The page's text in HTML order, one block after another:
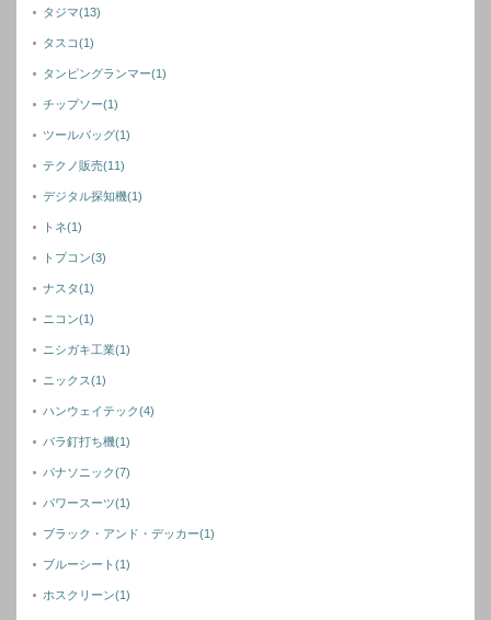
タジマ(13)
タスコ(1)
タンピングランマー(1)
チップソー(1)
ツールバッグ(1)
テクノ販売(11)
デジタル探知機(1)
トネ(1)
トプコン(3)
ナスタ(1)
ニコン(1)
ニシガキ工業(1)
ニックス(1)
ハンウェイテック(4)
バラ釘打ち機(1)
パナソニック(7)
パワースーツ(1)
ブラック・アンド・デッカー(1)
ブルーシート(1)
ホスクリーン(1)